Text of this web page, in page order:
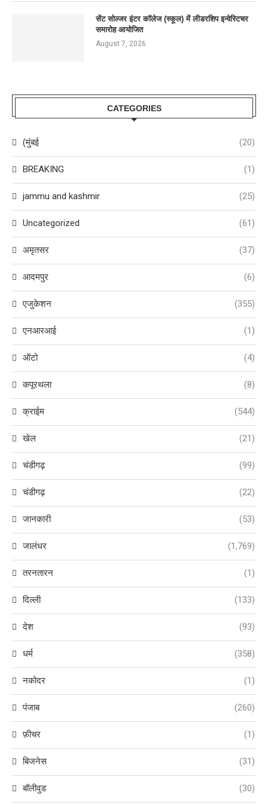
सेंट सोल्जर इंटर कॉलेज (स्कूल) में लीडरशिप इन्वेस्टिचर
समारोह आयोजित
August 7, 2026
CATEGORIES
(मुंबई (20)
BREAKING (1)
jammu and kashmir (25)
Uncategorized (61)
अमृतसर (37)
आदमपुर (6)
एजुकेशन (355)
एनआरआई (1)
ऑटो (4)
कपूरथला (8)
क्राईम (544)
खेल (21)
चंडीगढ़ (99)
चंडीगढ़ (22)
जानकारी (53)
जालंधर (1,769)
तरनतारन (1)
दिल्ली (133)
देश (93)
धर्म (358)
नकोदर (1)
पंजाब (260)
फ़ीचर (1)
बिजनेस (31)
बॉलीवुड (30)